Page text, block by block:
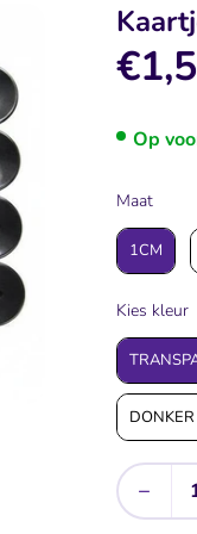
Op
MaatMaat
1CM
Kies kleur
DONKER
Aantal
−